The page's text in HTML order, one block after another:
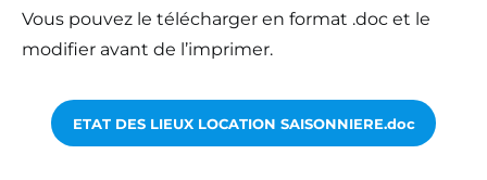
Vous pouvez le télécharger en format .doc et le
modifier avant de l’imprimer.
ETAT DES LIEUX LOCATION SAISONNIERE.doc